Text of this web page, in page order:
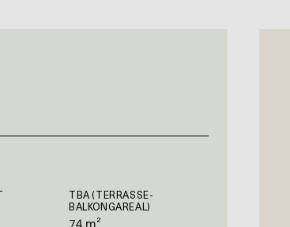
TBA (TERRASSE-
BALKONGAREAL)